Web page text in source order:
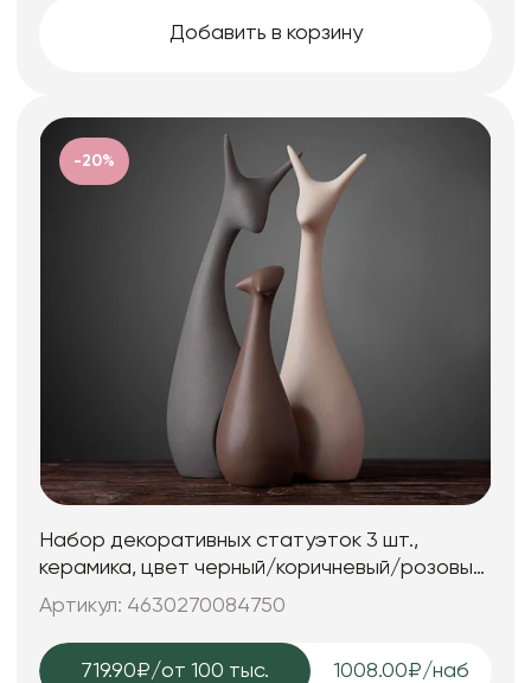
Добавить в корзину
-20%
Набор декоративных статуэток 3 шт.,
керамика, цвет черный/коричневый/розовый,
25*7; 25*7; 15*6 см.
Артикул: 4630270084750
719.90₽/от 100 тыс. 1008.00₽/наб